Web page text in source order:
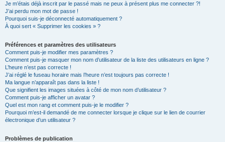
Je m’étais déjà inscrit par le passé mais ne peux à présent plus me connecter ?!
J’ai perdu mon mot de passe !
Pourquoi suis-je déconnecté automatiquement ?
À quoi sert « Supprimer les cookies » ?
Préférences et paramètres des utilisateurs
Comment puis-je modifier mes paramètres ?
Comment puis-je masquer mon nom d’utilisateur de la liste des utilisateurs en ligne ?
L’heure n’est pas correcte !
J’ai réglé le fuseau horaire mais l’heure n’est toujours pas correcte !
Ma langue n’apparaît pas dans la liste !
Que signifient les images situées à côté de mon nom d’utilisateur ?
Comment puis-je afficher un avatar ?
Quel est mon rang et comment puis-je le modifier ?
Pourquoi m’est-il demandé de me connecter lorsque je clique sur le lien de courrier
électronique d’un utilisateur ?
Problèmes de publication